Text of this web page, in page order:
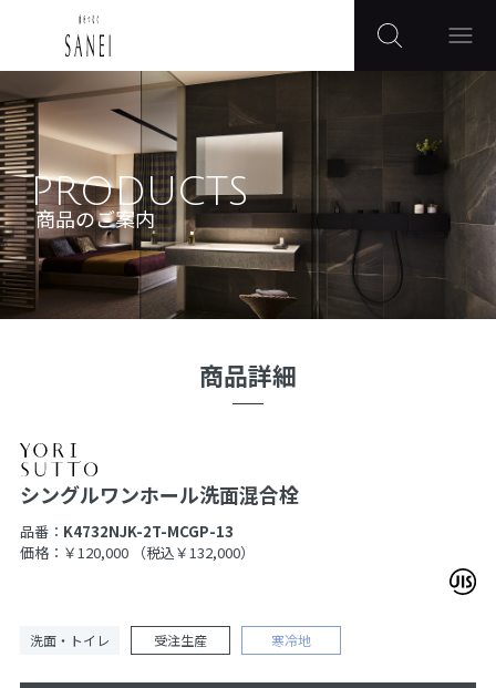
PRODUCTS
商品のご案内
商品詳細
シングルワンホール洗面混合栓
品番： K4732NJK-2T-MCGP-13
価格：￥120,000
（税込￥132,000）
洗面・トイレ 受注生産 寒冷地